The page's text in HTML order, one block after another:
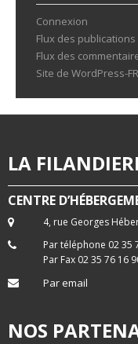
Connexion
Flux des publications
Flux des
Site de WordPress-FR
LA
CENTRE
4, rue Georges
Par téléphone 02 35
Par Fax 02 35 76 16
Par email
NOS